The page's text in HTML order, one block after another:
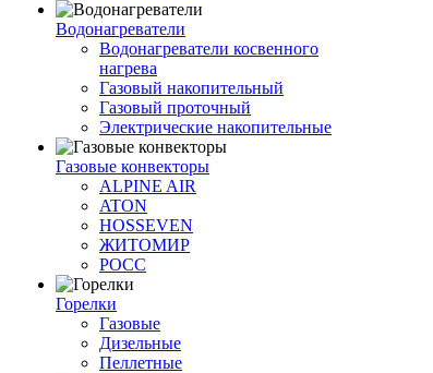
Водонагреватели
Водонагреватели косвенного
нагрева
Газовый накопительный
Газовый проточный
Электрические накопительные
Газовые конвекторы
ALPINE AIR
ATON
HOSSEVEN
ЖИТОМИР
РОСС
Горелки
Газовые
Дизельные
Пеллетные